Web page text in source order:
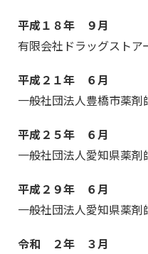
平成１８年 ９月
有限会社ドラッグストア
平成２１年 ６月
一般社団法人豊橋市薬剤
平成２５年 ６月
一般社団法人愛知県薬剤
平成２９年 ６月
一般社団法人愛知県薬剤
令和 ２年 ３月